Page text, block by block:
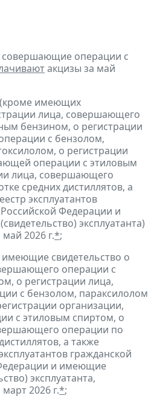
совершающие операции с
акцизы за май
имеющих
лица, совершающего
бензином, о регистрации
с бензолом,
о регистрации
операции с этиловым
лица, совершающего
средних дистиллятов, а
эксплуатантов
Федерации и
эксплуатанта)
2026 г.*;
свидетельство о
операции с
о регистрации лица,
с бензолом, параксилолом
организации,
с этиловым спиртом, о
операции по
а также
гражданской
и имеющие
эксплуатанта,
2026 г.*;